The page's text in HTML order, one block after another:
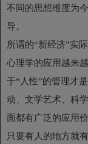
不同的思想维度为
导。
所谓的“新经济”实
心理学的应用越来
于“人性”的管理才
动、文学艺术、科
面都有广泛的应用价
只要有人的地方就